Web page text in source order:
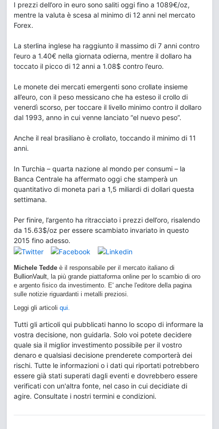
I prezzi dell’oro in euro sono saliti oggi fino a 1089€/oz,
mentre la valuta è scesa al minimo di 12 anni nel mercato
Forex.
La sterlina inglese ha raggiunto il massimo di 7 anni contro
l’euro a 1.40€ nella giornata odierna, mentre il dollaro ha
toccato il picco di 12 anni a 1.08$ contro l’euro.
Le monete dei mercati emergenti sono crollate insieme
all’euro, con il peso messicano che ha esteso il crollo di
venerdì scorso, per toccare il livello minimo contro il dollaro
dal 1993, anno in cui venne lanciato “el nuevo peso”.
Anche il real brasiliano è crollato, toccando il minimo di 11
anni.
In Turchia – quarta nazione al mondo per consumi – la
Banca Centrale ha affermato oggi che stamperà un
quantitativo di moneta pari a 1,5 miliardi di dollari questa
settimana.
Per finire, l’argento ha ritracciato i prezzi dell’oro, risalendo
da 15.63$/oz per essere scambiato invariato in questo
2015 fino adesso.
Michele Tedde è il responsabile per il mercato italiano di
BullionVault , la più grande piattaforma online per lo scambio di oro
e argento fisico da investimento. E' anche l'editore della pagina
sulle notizie riguardanti i metalli preziosi.
Leggi gli articoli qui.
Tutti gli articoli qui pubblicati hanno lo scopo di informare la
vostra decisione, non guidarla. Solo voi potete decidere
quale sia il miglior investimento possibile per il vostro
denaro e qualsiasi decisione prenderete comporterà dei
rischi. Tutte le informazioni o i dati qui riportati potrebbero
essere già stati superati dagli eventi e dovrebbero essere
verificati con un'altra fonte, nel caso in cui decidiate di
agire. Consultate i nostri termini e condizioni.